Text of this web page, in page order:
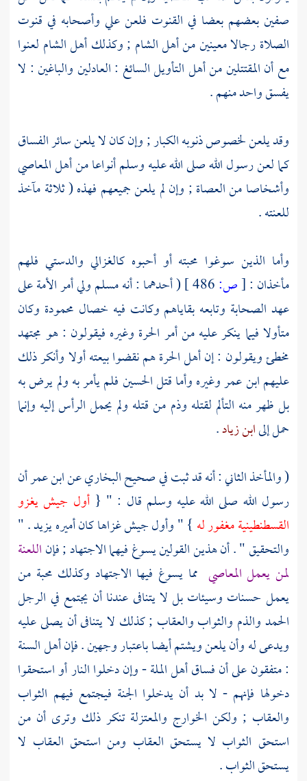
صفين بعضهم بعضا في القنوت فلعنعلي وأصحابه في قنوت
الصلاة رجالا معينين منأهلالشام ; وكذلكأهلالشام لعنوا
مع أن المقتتلين من أهل التأويل السائغ : العادلين والباغين : لا
يفسق واحد منهم .
وقد يلعن لخصوص ذنوبه الكبار ; وإن كان لا يلعن سائر الفساق
كما لعن رسول الله صلى الله عليه وسلم أنواعا من أهل المعاصي
وأشخاصا من العصاة ; وإن لم يلعن جميعهم فهذه ( ثلاثة مآخذ
للعنته .
وأما الذين سوغوا محبته أو أحبوهكالغزالي والدستي فلهم
مأخذان :[ص:
( أحدهما : أنه مسلم ولي أمر الأمة على
عهد الصحابة وتابعه بقاياهم وكانت فيه خصال محمودة وكان
متأولا فيما ينكر عليه من أمر الحرة وغيره فيقولون : هو مجتهد
مخطئ ويقولون : إنأهل الحرةهم نقضوا بيعته أولا وأنكر ذلك
عليهمابن عمروغيره وأما قتلالحسينفلم يأمر به ولم يرض به
بل ظهر منه التألم لقتله وذم من قتله ولم يحمل الرأس إليه وإنما
حمل إلىابن زياد.
( والمأخذ الثاني : أنه قد ثبت في صحيحالبخاريعنابن عمرأن
رسول الله صلى الله عليه وسلم قال : " {أول جيش يغزو
القسطنطينيةمغفور له } " وأول جيش غزاها كان أميرهيزيد. "
والتحقيق " . أن هذين القولين يسوغ فيهما الاجتهاد ; فإناللعنة
لمن يعمل المعاصي مما يسوغ فيها الاجتهاد وكذلك محبة من
يعمل حسنات وسيئات بل لا يتنافى عندنا أن يجتمع في الرجل
الحمد والذم والثواب والعقاب ; كذلك لا يتنافى أن يصلى عليه
ويدعى له وأن يلعن ويشتم أيضا باعتبار وجهين . فإنأهل السنة
: متفقون على أن فساق أهل الملة - وإن دخلوا النار أو استحقوا
دخولها فإنهم - لا بد أن يدخلوا الجنة فيجتمع فيهم الثواب
والعقاب ; ولكن الخوارج والمعتزلةتنكر ذلك وترى أن من
استحق الثواب لا يستحق العقاب ومن استحق العقاب لا
يستحق الثواب .